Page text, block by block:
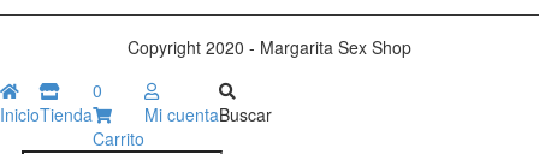
Copyright 2020 - Margarita Sex Shop
InicioTienda
0
Carrito
Mi cuentaBuscar